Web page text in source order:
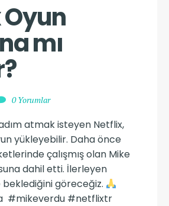
mı
0 Yorumlar
atmak isteyen Netflix,
yükleyebilir. Daha önce
çalışmış olan Mike
dahil etti. İlerleyen
göreceğiz.
#mikeverdu #netflixtr